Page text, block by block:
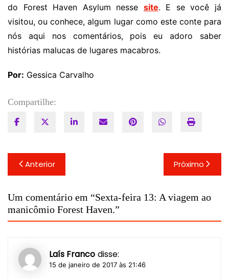
do Forest Haven Asylum nesse site. E se você já
visitou, ou conhece, algum lugar como este conte para
nós aqui nos comentários, pois eu adoro saber
histórias malucas de lugares macabros.
Por: Gessica Carvalho
Compartilhe:
Navegação
de
Post
Anterior Próximo
Um comentário em “Sexta-feira 13: A viagem ao
manicômio Forest Haven.”
Laís Franco disse:
15 de janeiro de 2017 às 21:46